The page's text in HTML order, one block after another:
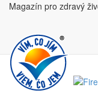
Magazín pro zdravý